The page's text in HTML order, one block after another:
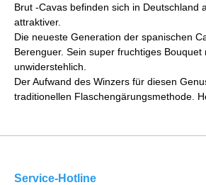
Brut -Cavas befinden sich in
attraktiver.
Die neueste Generation der spanischen
Berenguer. Sein super fruchtiges
unwiderstehlich.
Der Aufwand des Winzers für diesen
traditionellen Flaschengärungsmethode.
Service-Hotline